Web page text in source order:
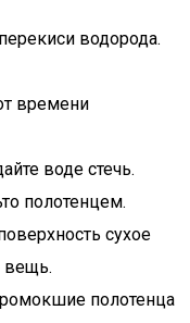
водорода.
времени
воде стечь.
полотенцем.
сухое
вещь.
полотенца